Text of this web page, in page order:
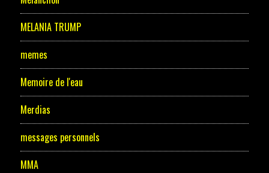
MELANIA TRUMP
memes
Memoire de l'eau
Merdias
messages personnels
MMA